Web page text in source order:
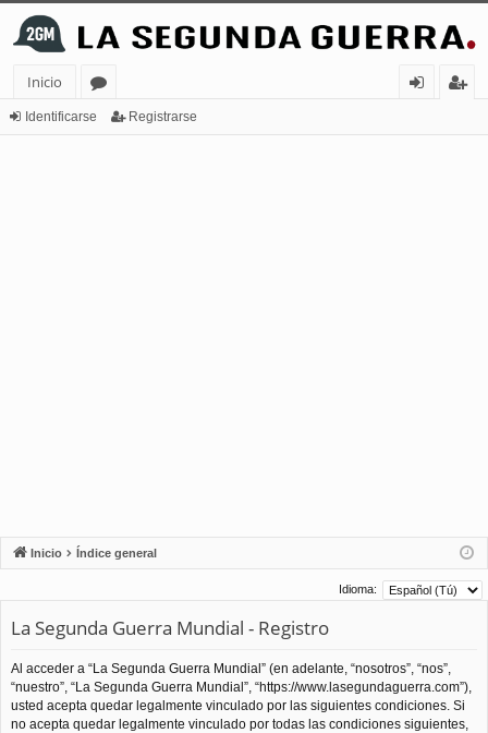
Inicio
or
Identificarse Registrarse
Inicio Índice general
Idioma:
La Segunda Guerra Mundial - Registro
Al acceder a “La Segunda Guerra Mundial” (en adelante, “nosotros”, “nos”,
“nuestro”, “La Segunda Guerra Mundial”, “https://www.lasegundaguerra.com”),
usted acepta quedar legalmente vinculado por las siguientes condiciones. Si
no acepta quedar legalmente vinculado por todas las condiciones siguientes,